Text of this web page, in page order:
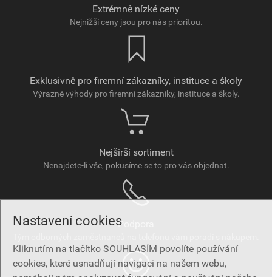
Nastavení cookies
Kliknutím na tlačítko SOUHLASÍM povolíte používání
cookies, které usnadňují navigaci na našem webu,
Extrémně nízké ceny
Nejnižší ceny jsou pro nás prioritou.
Exklusivně pro firemní zákazníky, instituce a školy
Výrazné výhody pro firemní zákazníky, instituce a školy.
Nejširší sortiment
Nenajdete-li vše, pokusíme se to pro vás objednat.
Podpora